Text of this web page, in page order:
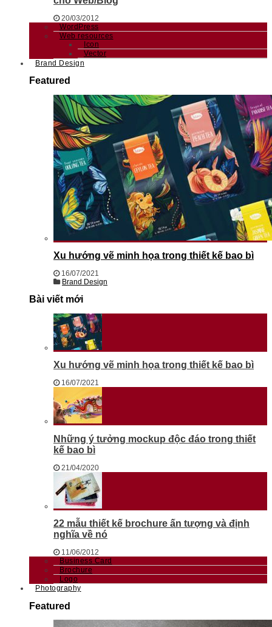
20/03/2012
WordPress
Web resources
Icon
Vector
Brand Design
Featured
Xu hướng vẽ minh họa trong thiết kế bao bì
16/07/2021
Brand Design
Bài viết mới
Xu hướng vẽ minh họa trong thiết kế bao bì
16/07/2021
Những ý tưởng mockup độc đáo trong thiết
kế bao bì
21/04/2020
22 mẫu thiết kế brochure ấn tượng và định
nghĩa về nó
11/06/2012
Business Card
Brochure
Logo
Photography
Featured